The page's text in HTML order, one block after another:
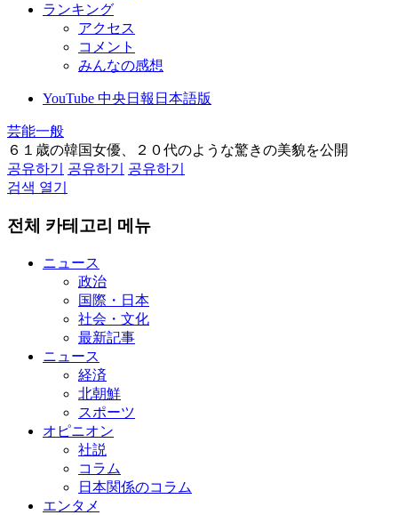
ランキング
アクセス
コメント
みんなの感想
YouTube 中央日報日本語版
芸能一般
６１歳の韓国女優、２０代のような驚きの美貌を公開
공유하기
공유하기
공유하기
검색 열기
전체 카테고리 메뉴
ニュース
政治
国際・日本
社会・文化
最新記事
ニュース
経済
北朝鮮
スポーツ
オピニオン
社説
コラム
日本関係のコラム
エンタメ